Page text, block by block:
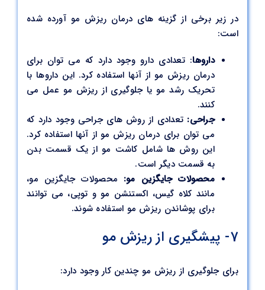
در زیر برخی از گزینه های درمان ریزش مو آورده شده
است:
داروها: تعدادی دارو وجود دارد که می توان برای
درمان ریزش مو از آنها استفاده کرد. این داروها با
تحریک رشد مو یا جلوگیری از ریزش مو عمل می
کنند.
جراحی: تعدادی از روش های جراحی وجود دارد که
می توان برای درمان ریزش مو از آنها استفاده کرد.
این روش ها شامل کاشت مو از یک قسمت بدن
به قسمت دیگر است.
محصولات جایگزین مو: محصولات جایگزین مو،
مانند کلاه گیس، اکستنشن مو و توپی، می توانند
برای پوشاندن ریزش مو استفاده شوند.
7- پیشگیری از ریزش مو
برای جلوگیری از ریزش مو چندین کار وجود دارد: